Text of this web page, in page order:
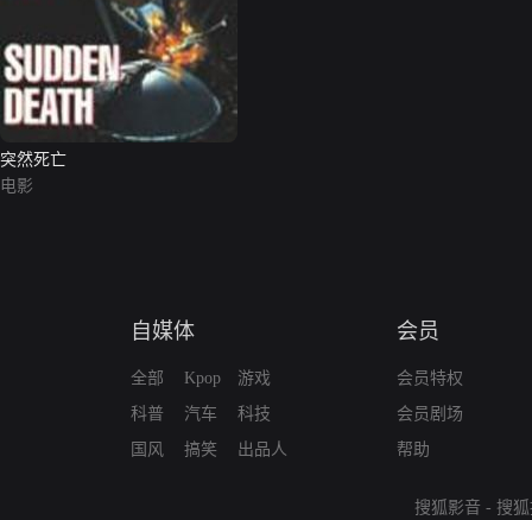
突然死亡
电影
自媒体
全部
科普
国风
Kpop
汽车
搞笑
游戏
科技
出品人
会员
会员特权
会员剧场
帮助
搜狐影音 - 搜